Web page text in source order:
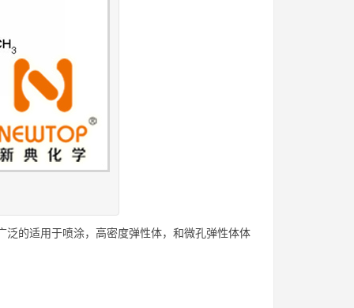
的适用于喷涂，高密度弹性体，和微孔弹性体体